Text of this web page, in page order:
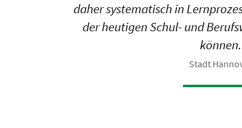
daher systematisch in
der heutigen Schul- und
können.
Stadt